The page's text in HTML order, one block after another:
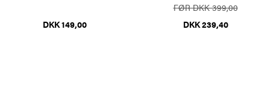
DKK 149,00
FØR DKK 399,00
DKK 239,40